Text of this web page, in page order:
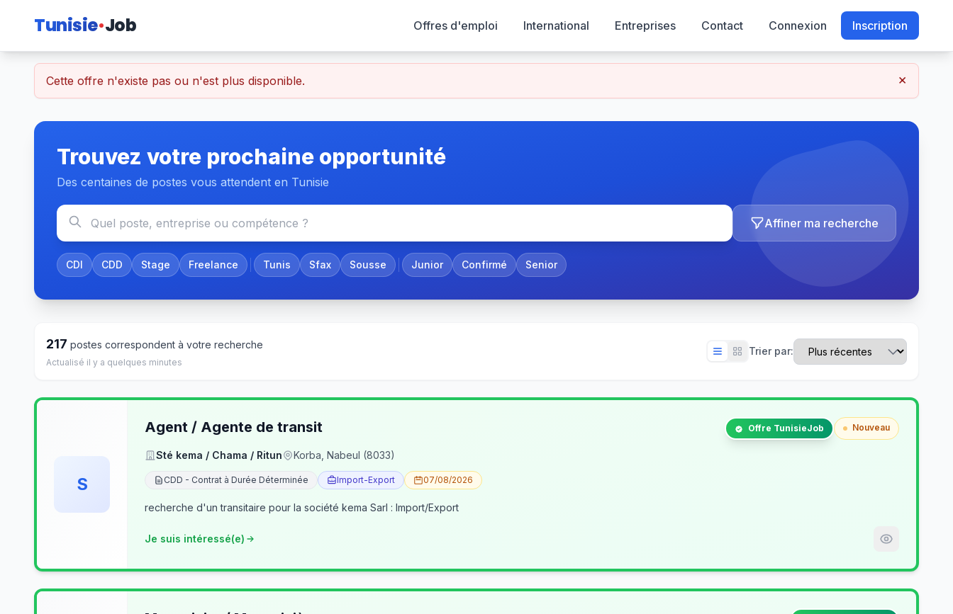
Tunisie Job Offres d'emploi International Entreprises Contact Connexion Inscription
Cette offre n'existe pas ou n'est plus disponible. ×
Trouvez votre prochaine opportunité
Des centaines de postes vous attendent en Tunisie
Affiner ma recherche
CDI CDD Stage Freelance Tunis Sfax Sousse Junior Confirmé Senior
217 postes correspondent à votre recherche
Actualisé il y a quelques minutes
Trier par:
S
Agent / Agente de transit Offre TunisieJob Nouveau
Sté kema / Chama / Ritun Korba, Nabeul (8033)
CDD - Contrat à Durée Déterminée Import-Export 07/08/2026
recherche d'un transitaire pour la société kema Sarl : Import/Export
Je suis intéressé(e)